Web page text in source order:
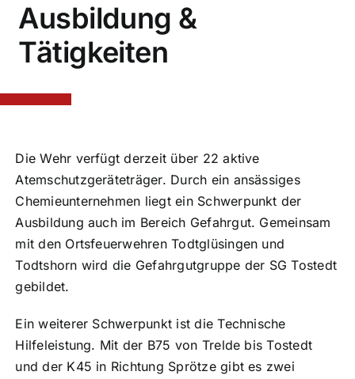
Ausbildung &
Tätigkeiten
Die Wehr verfügt derzeit über 22 aktive
Atemschutzgeräteträger. Durch ein ansässiges
Chemieunternehmen liegt ein Schwerpunkt der
Ausbildung auch im Bereich Gefahrgut. Gemeinsam
mit den Ortsfeuerwehren Todtglüsingen und
Todtshorn wird die Gefahrgutgruppe der SG Tostedt
gebildet.
Ein weiterer Schwerpunkt ist die Technische
Hilfeleistung. Mit der B75 von Trelde bis Tostedt
und der K45 in Richtung Sprötze gibt es zwei